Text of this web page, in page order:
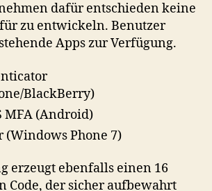
dafür entschieden keine
zu entwickeln. Benutzer
Apps zur Verfügung.
BlackBerry)
MFA (Android)
Phone 7)
erzeugt ebenfalls einen 16
Code, der sicher aufbewahrt